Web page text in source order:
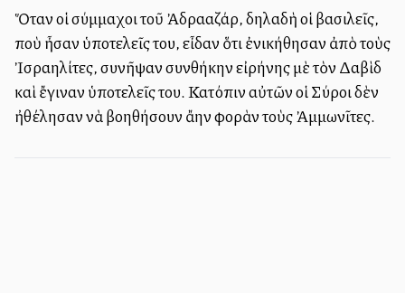
Ὅταν οἱ σύμμαχοι τοῦ Ἀδρααζάρ, δηλαδὴ οἱ βασιλεῖς,
ποὺ ἦσαν ὑποτελεῖς του, εἶδαν ὅτι ἐνικήθησαν ἀπὸ τοὺς
Ἰσραηλίτες, συνῆψαν συνθήκην εἰρήνης μὲ τὸν Δαβὶδ
καὶ ἔγιναν ὑποτελεῖς του. Κατόπιν αὐτῶν οἱ Σύροι δὲν
ἠθέλησαν νὰ βοηθήσουν ἄλλην φορὰν τοὺς Ἀμμωνῖτες.